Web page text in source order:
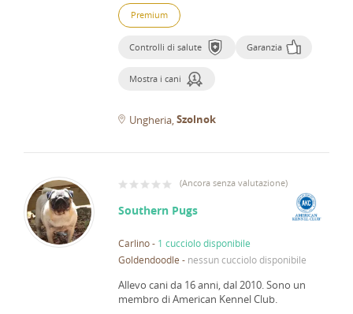
Premium
Controlli di salute Garanzia
Mostra i cani
Ungheria Szolnok
(Ancora senza valutazione)
Southern Pugs
Carlino- 1 cucciolo disponibile
Goldendoodle - nessun cucciolo disponibile
Allevo cani da 16 anni, dal 2010.Sono un
membro di American Kennel Club.